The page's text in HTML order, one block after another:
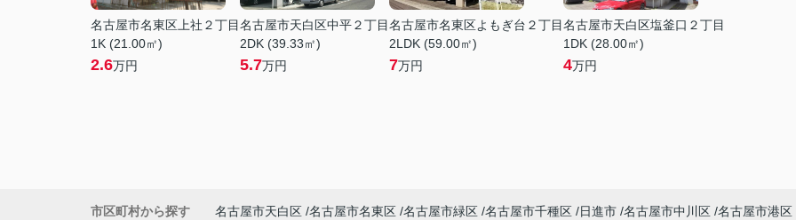
名古屋市名東区上社２丁目
1K (21.00㎡)
2.6万円
名古屋市天白区中平２丁目
2DK (39.33㎡)
5.7万円
名古屋市名東区よもぎ台２丁目
2LDK (59.00㎡)
7万円
名古屋市天白区塩釜口２丁目
1DK (28.00㎡)
4万円
市区町村から探す 名古屋市天白区 名古屋市名東区 名古屋市緑区 名古屋市千種区 日進市 名古屋市中川区 名古屋市港区